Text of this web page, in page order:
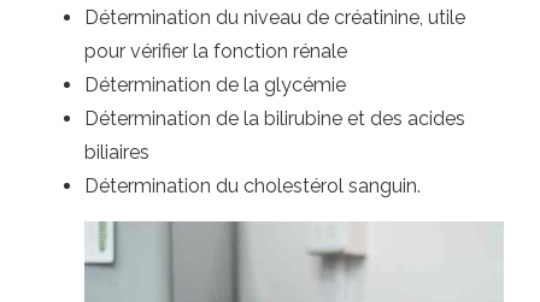
Détermination du niveau de créatinine, utile
pour vérifier la fonction rénale
Détermination de la glycémie
Détermination de la bilirubine et des acides
biliaires
Détermination du cholestérol sanguin.